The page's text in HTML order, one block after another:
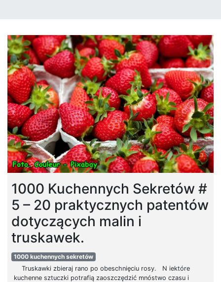
1000 Kuchennych Sekretów #
5 – 20 praktycznych patentów
dotyczących malin i
truskawek.
1000 kuchennych sekretów
Truskawki zbieraj rano po obeschnięciu rosy. N iektóre
kuchenne sztuczki potrafią zaoszczędzić mnóstwo czasu i